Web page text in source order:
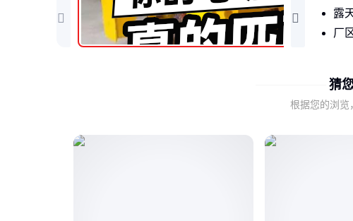
露
厂
比较
规要
此外
猜
根据您的浏览